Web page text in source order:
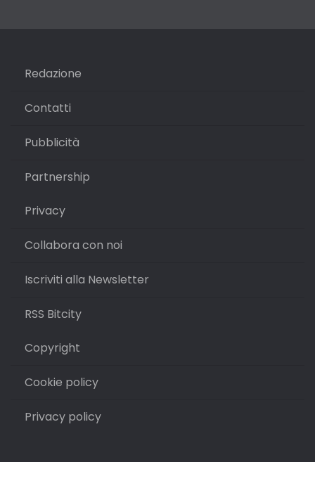
Redazione
Contatti
Pubblicità
Partnership
Privacy
Collabora con noi
Iscriviti alla Newsletter
RSS Bitcity
Copyright
Cookie policy
Privacy policy